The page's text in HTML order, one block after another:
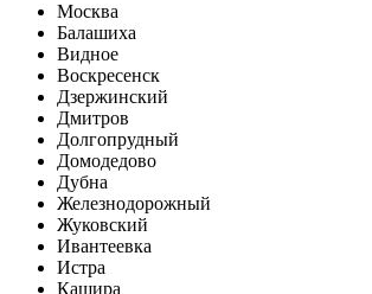
Москва
Балашиха
Видное
Воскресенск
Дзержинский
Дмитров
Долгопрудный
Домодедово
Дубна
Железнодорожный
Жуковский
Ивантеевка
Истра
Кашира